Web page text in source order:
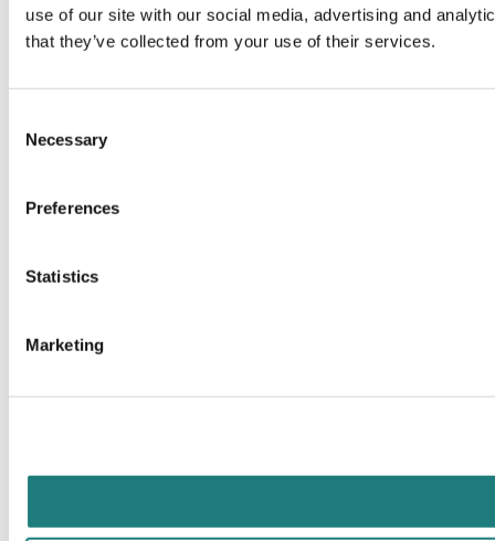
use of our site with our social media, advertising and
that they’ve collected from your use of their services.
Selection
Necessary
Preferences
Statistics
Marketing